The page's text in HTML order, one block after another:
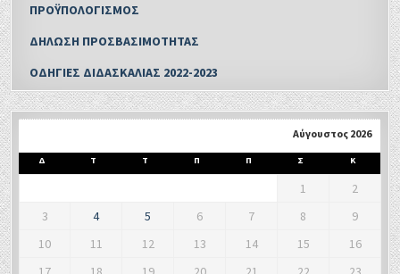
ΠΡΟΫΠΟΛΟΓΙΣΜΟΣ
ΔΗΛΩΣΗ ΠΡΟΣΒΑΣΙΜΟΤΗΤΑΣ
ΟΔΗΓΙΕΣ ΔΙΔΑΣΚΑΛΙΑΣ 2022-2023
Αύγουστος 2026
Δ Τ Τ Π Π Σ Κ
1
2
3
4 5 6 7 8
9
10
11 12 13 14 15
16